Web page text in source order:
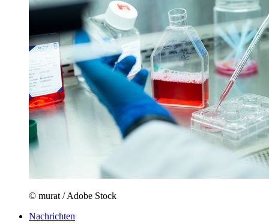
© murat / Adobe Stock
Nachrichten